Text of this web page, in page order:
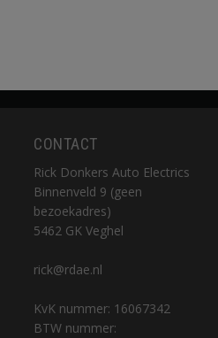
CONTACT
Rick Donkers Auto Electrics
Binnenveld 9 (geen
bezoekadres)
5462 GK Veghel
rick@rdae.nl
KvK nummer: 16067342
BTW nummer: